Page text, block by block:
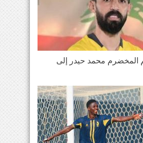
المخضرم محمد حيدر إلى